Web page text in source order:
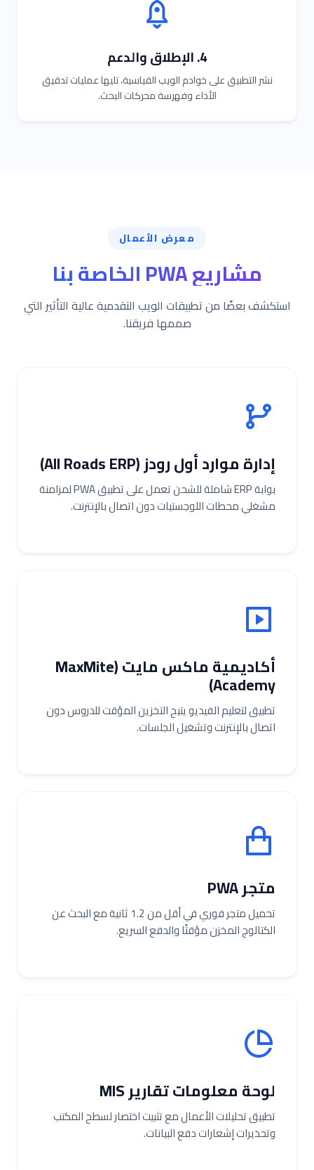
4. الإطلاق والدعم
نشر التطبيق على خوادم الويب القياسية، تليها عمليات تدقيق
الأداء وفهرسة محركات البحث.
معرض الأعمال
مشاريع PWA الخاصة بنا
استكشف بعضًا من تطبيقات الويب التقدمية عالية التأثير التي
صممها فريقنا.
إدارة موارد أول رودز (All Roads ERP)
بوابة ERP شاملة للشحن تعمل على تطبيق PWA لمزامنة
مشغلي محطات اللوجستيات دون اتصال بالإنترنت.
أكاديمية ماكس مايت (MaxMite
Academy)
تطبيق لتعليم الفيديو يتيح التخزين المؤقت للدروس دون
اتصال بالإنترنت وتشغيل الجلسات.
متجر PWA
تحميل متجر فوري في أقل من 1.2 ثانية مع البحث عن
الكتالوج المخزن مؤقتًا والدفع السريع.
لوحة معلومات تقارير MIS
تطبيق تحليلات الأعمال مع تثبيت اختصار لسطح المكتب
وتحذيرات إشعارات دفع البيانات.